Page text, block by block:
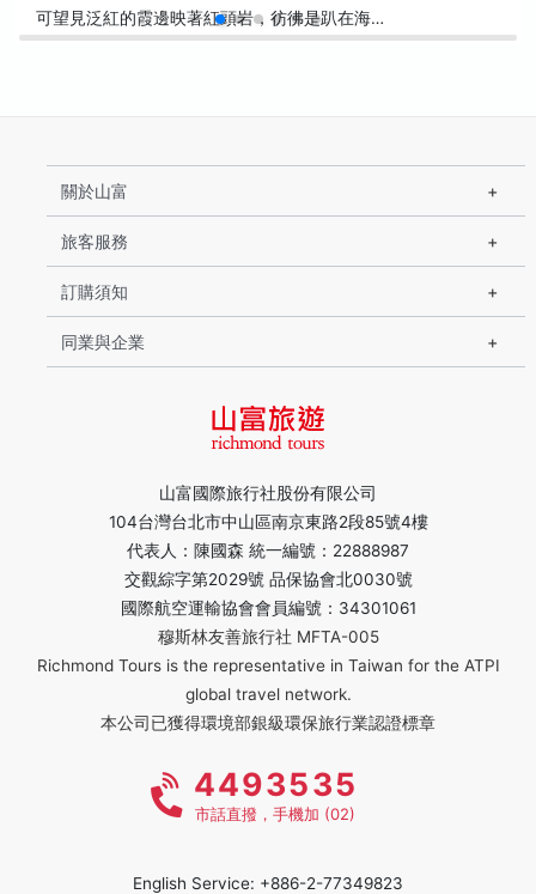
可望見泛紅的霞邊映著紅頭岩，彷彿是趴在海…
山富國際旅行社股份有限公司
104台灣台北市中山區南京東路2段85號4樓
代表人：陳國森 統一編號：22888987
交觀綜字第2029號 品保協會北0030號
國際航空運輸協會會員編號：34301061
穆斯林友善旅行社 MFTA-005
Richmond Tours is the representative in Taiwan for the ATPI
global travel network.
本公司已獲得環境部銀級環保旅行業認證標章
關於山富
旅客服務
訂購須知
同業與企業
4493535
市話直撥，手機加 (02)
English Service: +886-2-77349823